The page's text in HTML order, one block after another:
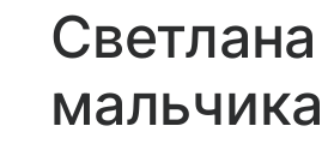
мальчика